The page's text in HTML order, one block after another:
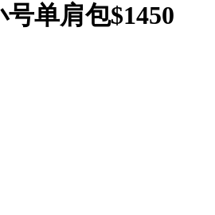
单肩包$1450